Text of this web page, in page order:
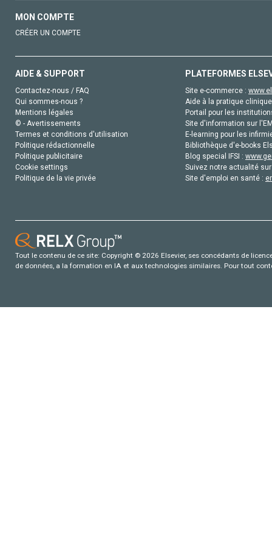
MON COMPTE
CRÉER UN COMPTE
AIDE & SUPPORT
Contactez-nous / FAQ
Qui sommes-nous ?
Mentions légales
© - Avertissements
Termes et conditions d'utilisation
Politique rédactionnelle
Politique publicitaire
Cookie settings
Politique de la vie privée
PLATEFORMES
Site e-commerce :
Aide à la pratique
Portail pour les
Site d'information sur
E-learning pour les
Bibliothèque d'e-books
Blog special IFSI :
Suivez notre actualité
Site d'emploi en santé :
Tout le contenu de ce site: Copyright © 2026 Elsevier, ses concédants de
de données, a la formation en IA et aux technologies similaires. Pour tout